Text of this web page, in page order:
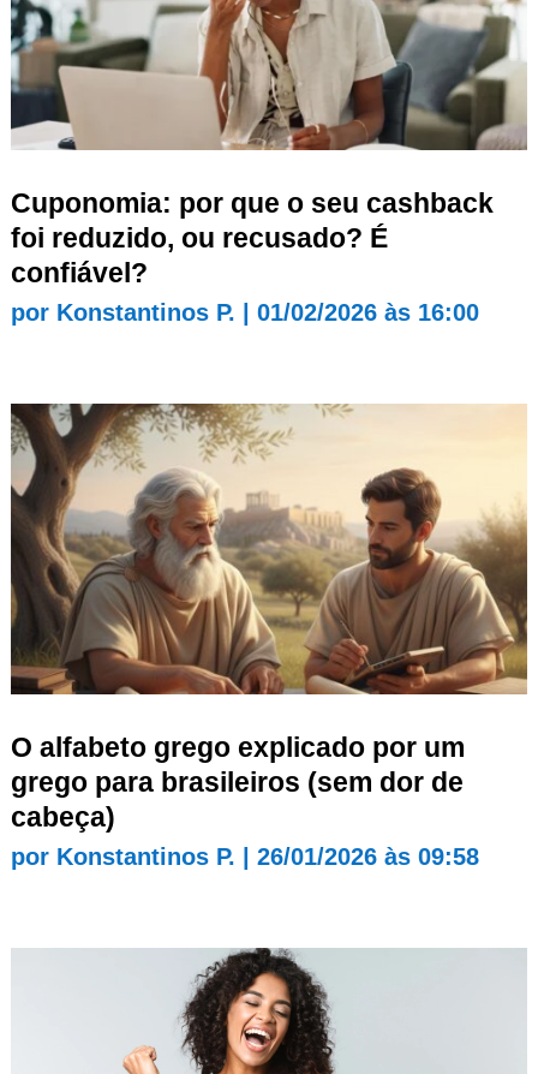
Cuponomia: por que o seu cashback
foi reduzido, ou recusado? É
confiável?
por Konstantinos P. 01/02/2026 às 16:00
O alfabeto grego explicado por um
grego para brasileiros (sem dor de
cabeça)
por Konstantinos P. 26/01/2026 às 09:58